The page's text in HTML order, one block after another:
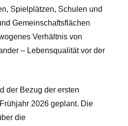
Spielplätzen, Schulen und
Gemeinschaftsflächen
Verhältnis von
– Lebensqualität vor der
der Bezug der ersten
2026 geplant. Die
die